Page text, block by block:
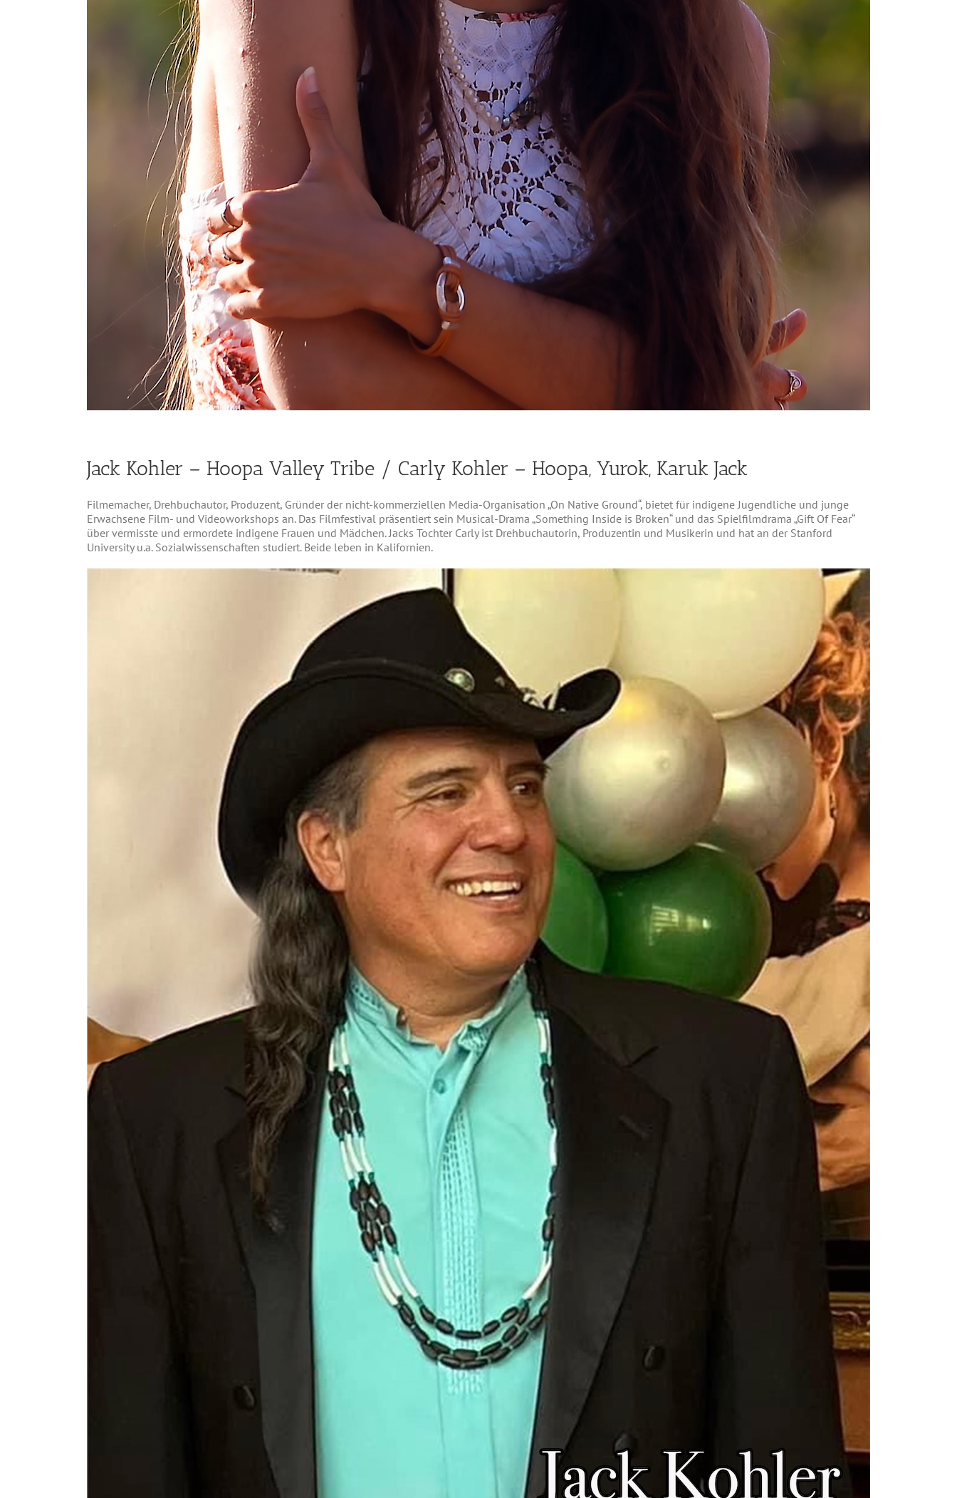
Jack Kohler – Hoopa Valley Tribe / Carly Kohler – Hoopa, Yurok, Karuk Jack
Filmemacher, Drehbuchautor, Produzent, Gründer der nicht-kommerziellen Media-Organisation „On Native Ground“, bietet für indigene Jugendliche und junge
Erwachsene Film- und Videoworkshops an. Das Filmfestival präsentiert sein Musical-Drama „Something Inside is Broken“ und das Spielfilmdrama „Gift Of Fear“
über vermisste und ermordete indigene Frauen und Mädchen. Jacks Tochter Carly ist Drehbuchautorin, Produzentin und Musikerin und hat an der Stanford
University u.a. Sozialwissenschaften studiert. Beide leben in Kalifornien.